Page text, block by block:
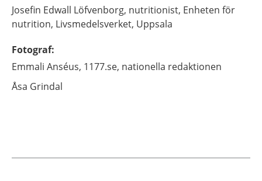
Josefin Edwall Löfvenborg, nutritionist, Enheten för
nutrition, Livsmedelsverket, Uppsala
Fotograf:
Emmali Anséus, 1177.se, nationella redaktionen
Åsa Grindal